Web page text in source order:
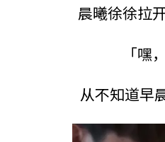
晨曦徐徐拉
「
从不知道早